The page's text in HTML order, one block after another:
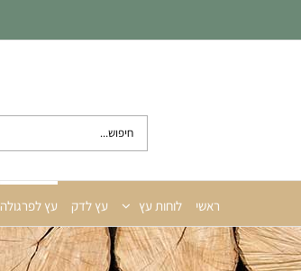
חיפוש...
ראשי לוחות עץ עץ לדק עץ לפרגולה